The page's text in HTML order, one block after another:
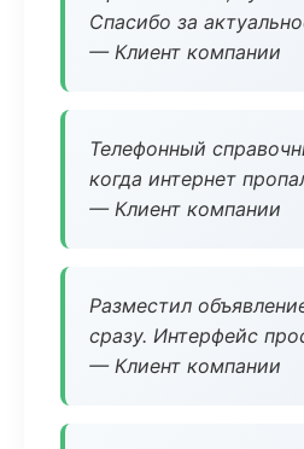
Спасибо за
— Клиент компании
Телефонный
когда интернет
— Клиент компании
Разместил
сразу. Интерфейс
— Клиент компании